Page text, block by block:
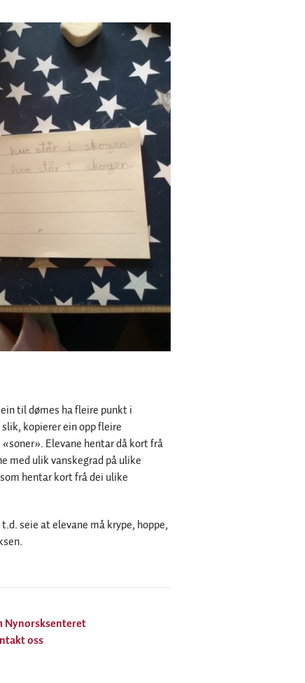
til dømes ha fleire punkt i
kopierer ein opp fleire
Elevane hentar då kort frå
med ulik vanskegrad på ulike
hentar kort frå dei ulike
seie at elevane må krype, hoppe,
Nynorsksenteret
oss